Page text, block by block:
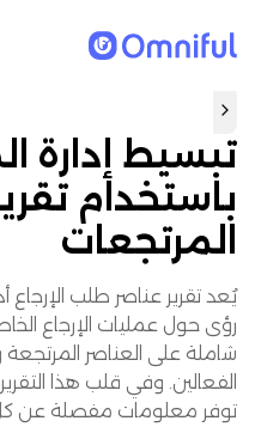
تبسيط إدارة
باستخدام
المرتجعات
يُعد تقرير عناصر طلب
رؤى حول عمليات الإرجاع
شاملة على العناصر المرتجعة
الفعالين. وفي قلب هذا
توفر معلومات مفصلة عن كل